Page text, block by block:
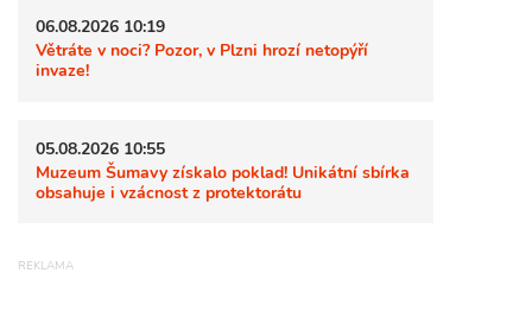
06.08.2026 10:19
Větráte v noci? Pozor, v Plzni hrozí netopýří
invaze!
05.08.2026 10:55
Muzeum Šumavy získalo poklad! Unikátní sbírka
obsahuje i vzácnost z protektorátu